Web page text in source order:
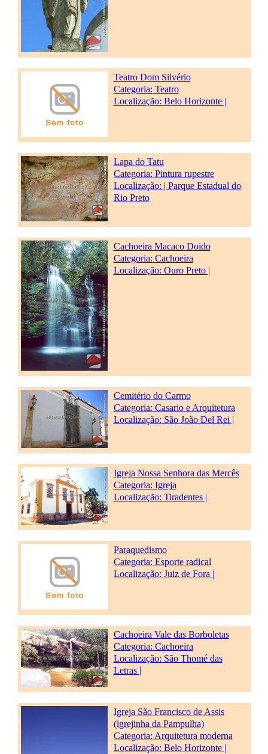
Teatro Dom Silvério
Categoria: Teatro
Localização: Belo Horizonte |
Lapa do Tatu
Categoria: Pintura rupestre
Localização: | Parque Estadual do
Rio Preto
Cachoeira Macaco Doido
Categoria: Cachoeira
Localização: Ouro Preto |
Cemitério do Carmo
Categoria: Casario e Arquitetura
Localização: São João Del Rei |
Igreja Nossa Senhora das Mercês
Categoria: Igreja
Localização: Tiradentes |
Paraquedismo
Categoria: Esporte radical
Localização: Juiz de Fora |
Cachoeira Vale das Borboletas
Categoria: Cachoeira
Localização: São Thomé das
Letras |
Igreja São Francisco de Assis
(igrejinha da Pampulha)
Categoria: Arquitetura moderna
Localização: Belo Horizonte |